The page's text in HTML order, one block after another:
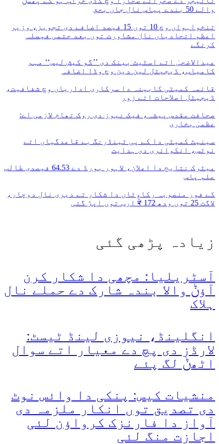
والے 50 بندے پیاس نال جاں بحق
تنخواہواں وچ 10 توں 15 فیصد اضافے دی تجویز، وزیر
اعظم اتحادیاں نال مشاورت توں بعد حتمی فیصلہ
کرنگے
عیدالاضحیٰ اتے اسٹیٹ بینک دی ’’گو کیش لیس‘‘ مہم
کامیاب، ڈیجیٹل لین دین وچ وڈا اضافہ
قائمہ کمیٹی کابینہ دا سرکاری اداریاں وچ شفافیت،
ڈیجیٹل اصلاحات اتے زور
صحافت مقدس پیشہ، فیک نیوز دی روک تھام لازمی اے:
عظمیٰ بخاری
سینیٹ کمیٹی دا کے پی ٹینڈرنگ بے قاعدگیاں اتے
نوٹس، انکوائری دی ہدایت
میٹرک نتایج دا اعلان، لاہور بورڈ دے 64.53 فیصدی طالب
علم پاس
کے فور منصوبہ رکاوٹاں دا شکار تے دیری نال دوچار،
لاگت 25 توں ودھ ਕੇ 172 ارب توں اپڑ گئی
زیادہ پڑھی گئی
آسٹریلیا: مچھی دا شکار کرن
آؤݨ والا بندہ شارک دے حملے نال
ہلاک
انگلینڈ، نیوزی لینڈ ٹیسٹ:
لارڈز دی پچ دے معیار اتے سوال
اٹھݨ لگ پئے
منشیات کیس: پنکی دا وائس نوٹ
دی تصدیق توں انکار ملزمہ دی
آواز دا فارنزک کرواؤن لئی
اجازت منگ لئی